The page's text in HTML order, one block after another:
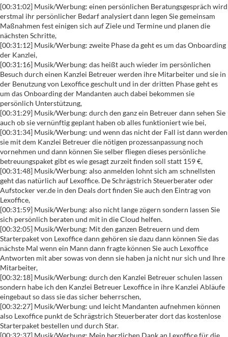
[00:31:02] Musik/Werbung: einen persönlichen Beratungsgespräch wird
erstmal ihr persönlicher Bedarf analysiert dann legen Sie gemeinsam
Maßnahmen fest einigen sich auf Ziele und Termine und planen die
nächsten Schritte,
[00:31:12] Musik/Werbung: zweite Phase da geht es um das Onboarding
der Kanzlei,
[00:31:16] Musik/Werbung: das heißt auch wieder im persönlichen
Besuch durch einen Kanzlei Betreuer werden ihre Mitarbeiter und sie in
der Benutzung von Lexoffice geschult und in der dritten Phase geht es
um das Onboarding der Mandanten auch dabei bekommen sie
persönlich Unterstützung,
[00:31:29] Musik/Werbung: durch den ganz ein Betreuer dann sehen Sie
auch ob sie vernünftig geplant haben ob alles funktioniert wie bei,
[00:31:34] Musik/Werbung: und wenn das nicht der Fall ist dann werden
sie mit dem Kanzlei Betreuer die nötigen prozessanpassung noch
vornehmen und dann können Sie selber fliegen dieses persönliche
betreuungspaket gibt es wie gesagt zurzeit finden soll statt 159 €,
[00:31:48] Musik/Werbung: also anmelden lohnt sich am schnellsten
geht das natürlich auf Lexoffice. De Schrägstrich Steuerberater oder
Aufstocker ver.de in den Deals dort finden Sie auch den Eintrag von
Lexoffice,
[00:31:59] Musik/Werbung: also nicht lange zögern sondern lassen Sie
sich persönlich beraten und mit in die Cloud helfen.
[00:32:05] Musik/Werbung: Mit den ganzen Betreuern und dem
Starterpaket von Lexoffice dann gehören sie dazu dann können Sie das
nächste Mal wenn ein Mann dann fragte können Sie auch Lexoffice
Antworten mit aber sowas von denn sie haben ja nicht nur sich und Ihre
Mitarbeiter,
[00:32:18] Musik/Werbung: durch den Kanzlei Betreuer schulen lassen
sondern habe ich den Kanzlei Betreuer Lexoffice in ihre Kanzlei Abläufe
eingebaut so dass sie das sicher beherrschen,
[00:32:27] Musik/Werbung: und leicht Mandanten aufnehmen können
also Lexoffice punkt de Schrägstrich Steuerberater dort das kostenlose
Starterpaket bestellen und durch Star.
[00:32:37] Musik/Werbung: Mein herzlichen Dank an Lexoffice für die